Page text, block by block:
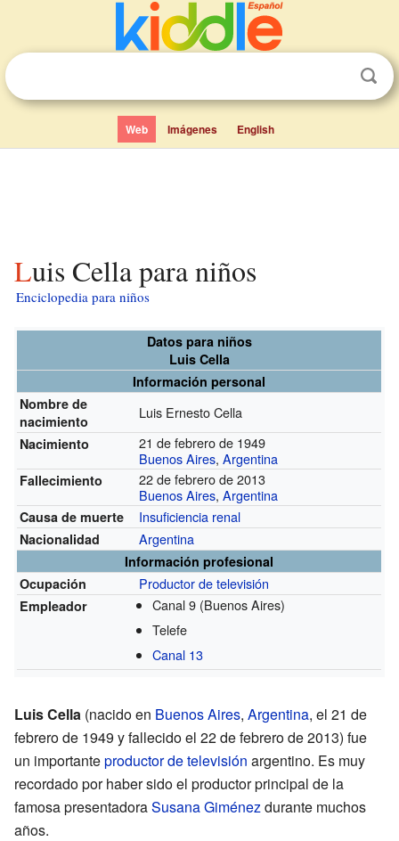
Web Imágenes English
Luis Cella para niños
Enciclopedia para niños
Datos para niños
Luis Cella
Información personal
Nombre de
nacimiento
Luis Ernesto Cella
Nacimiento
21 de febrero de 1949
Buenos Aires,Argentina
Fallecimiento
22 de febrero de 2013
Buenos Aires,Argentina
Causa de muerte Insuficiencia renal
Nacionalidad Argentina
Información profesional
Ocupación
Productor de televisión
Empleador
Canal 9 (Buenos Aires)
Telefe
Canal 13
Luis Cella (nacido en Buenos Aires, Argentina, el 21 de
febrero de 1949 y fallecido el 22 de febrero de 2013) fue
un importanteproductor de televisión argentino. Es muy
recordado por haber sido el productor principal de la
famosa presentadoraSusana Giménezdurante muchos
años.